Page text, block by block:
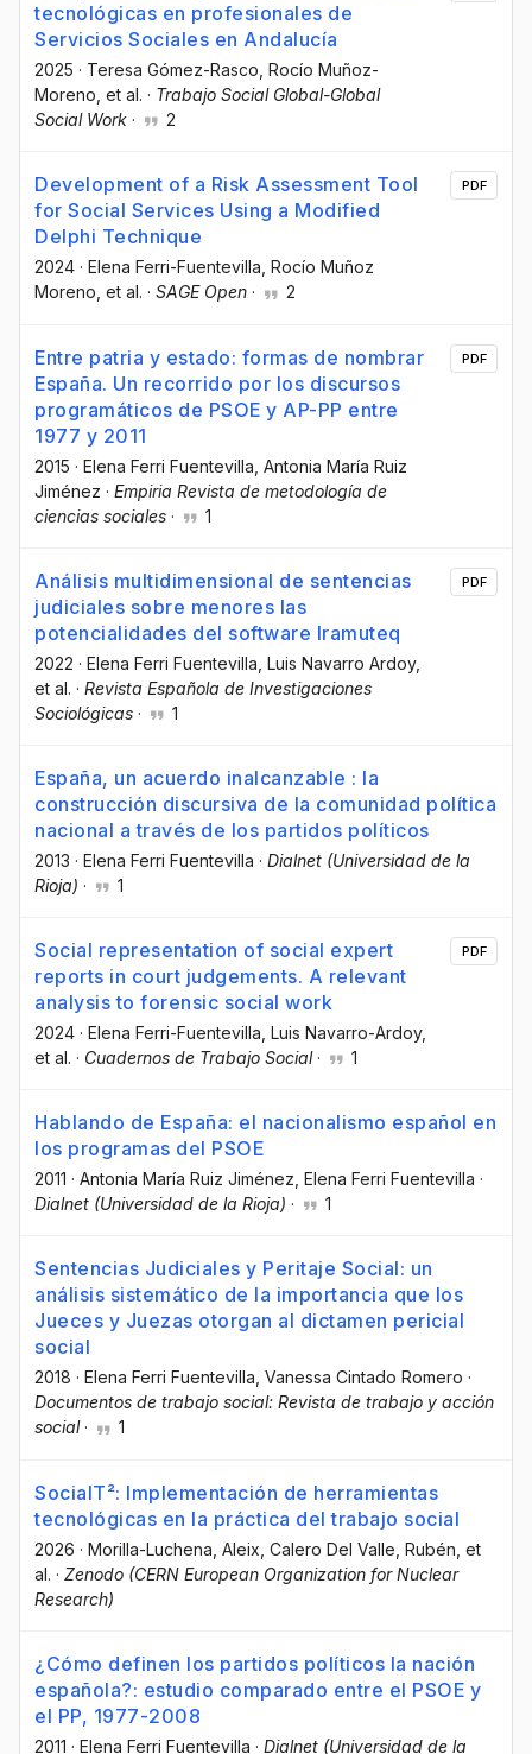
tecnológicas en profesionales de
Servicios Sociales en Andalucía
2025 · Teresa Gómez-Rasco , Rocío Muñoz-
Moreno , et al. · Trabajo Social Global-Global
Social Work · 2
Development of a Risk Assessment Tool
for Social Services Using a Modified
Delphi Technique
2024 · Elena Ferri-Fuentevilla , Rocío Muñoz
Moreno , et al. · SAGE Open · 2
PDF
Entre patria y estado: formas de nombrar
España. Un recorrido por los discursos
programáticos de PSOE y AP-PP entre
1977 y 2011
2015 · Elena Ferri Fuentevilla , Antonia María Ruiz
Jiménez · Empiria Revista de metodología de
ciencias sociales · 1
PDF
Análisis multidimensional de sentencias
judiciales sobre menores las
potencialidades del software Iramuteq
2022 · Elena Ferri Fuentevilla , Luis Navarro Ardoy,
et al. · Revista Española de Investigaciones
Sociológicas · 1
PDF
España, un acuerdo inalcanzable : la
construcción discursiva de la comunidad política
nacional a través de los partidos políticos
2013 · Elena Ferri Fuentevilla · Dialnet (Universidad de la
Rioja) · 1
Social representation of social expert
reports in court judgements. A relevant
analysis to forensic social work
2024 · Elena Ferri-Fuentevilla , Luis Navarro-Ardoy,
et al. · Cuadernos de Trabajo Social· 1
PDF
Hablando de España: el nacionalismo español en
los programas del PSOE
2011 · Antonia María Ruiz Jiménez , Elena Ferri Fuentevilla ·
Dialnet (Universidad de la Rioja) · 1
Sentencias Judiciales y Peritaje Social: un
análisis sistemático de la importancia que los
Jueces y Juezas otorgan al dictamen pericial
social
2018 · Elena Ferri Fuentevilla, Vanessa Cintado Romero ·
Documentos de trabajo social: Revista de trabajo y acción
social· 1
SocialT²: Implementación de herramientas
tecnológicas en la práctica del trabajo social
2026 · Morilla-Luchena, Aleix , Calero Del Valle, Rubén , et
al. · Zenodo (CERN European Organization for Nuclear
Research)
¿Cómo definen los partidos políticos la nación
española?: estudio comparado entre el PSOE y
el PP, 1977-2008
2011 · Elena Ferri Fuentevilla · Dialnet (Universidad de la